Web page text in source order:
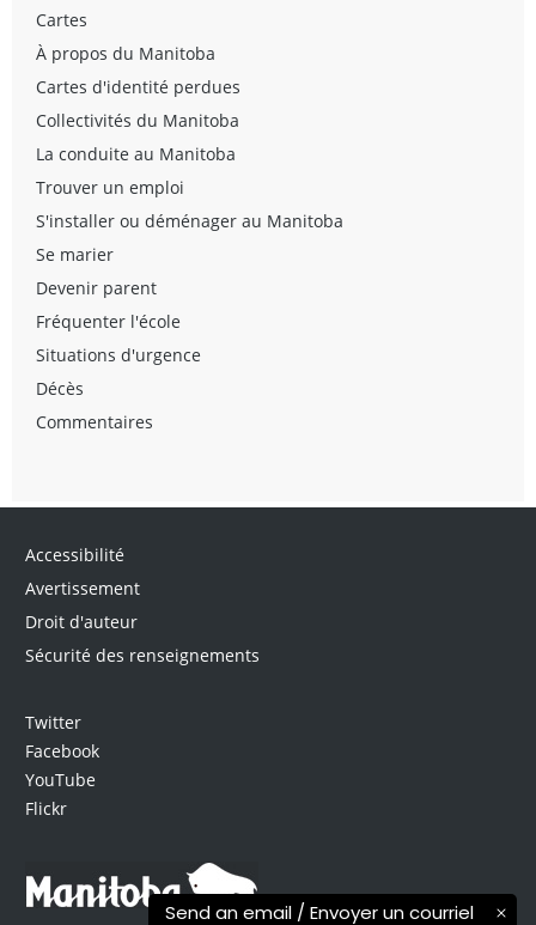
Send an email / Envoyer un courriel
Cartes
À propos du Manitoba
Cartes d'identité perdues
Collectivités du Manitoba
La conduite au Manitoba
Trouver un emploi
S'installer ou déménager au Manitoba
Se marier
Devenir parent
Fréquenter l'école
Situations d'urgence
Décès
Commentaires
Accessibilité
Avertissement
Droit d'auteur
Sécurité des renseignements
Twitter
Facebook
YouTube
Flickr